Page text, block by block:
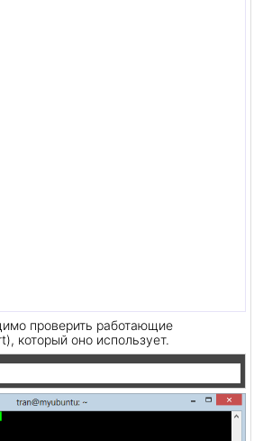
проверить работающие
который оно использует.